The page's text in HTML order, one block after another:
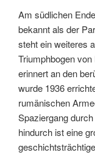
Am südlichen
bekannt als der
steht ein weiteres
Triumphbogen
erinnert an den
wurde 1936
rumänischen
Spaziergang
hindurch ist eine